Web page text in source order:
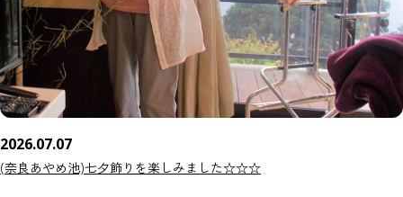
2026.07.07
(奈良あやめ池)七夕飾りを楽しみました☆☆☆